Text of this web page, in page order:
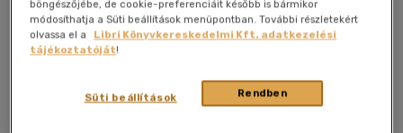
böngészőjébe, de cookie-preferenciáit később is bármikor
módosíthatja a Süti beállítások menüpontban. További részletekért
olvassa el a
Libri Könyvkereskedelmi Kft. adatkezelési
tájékoztatóját!
Rendben
Süti beállítások